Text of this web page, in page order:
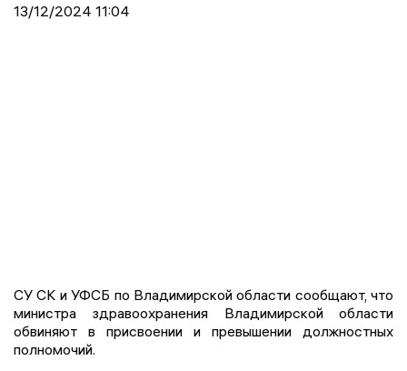
13/12/2024 11:04
СУ СК и УФСБ по Владимирской области сообщают, что
министра здравоохранения Владимирской области
обвиняют в присвоении и превышении должностных
полномочий.